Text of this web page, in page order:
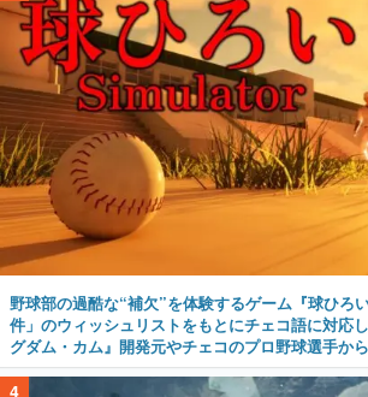
野球部の過酷な“補欠”を体験するゲーム『球ひろ
件」のウィッシュリストをもとにチェコ語に対応
グダム・カム』開発元やチェコのプロ野球選手か
4